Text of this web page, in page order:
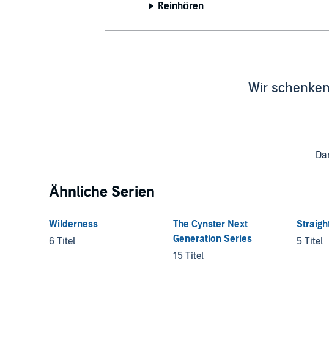
Reinhören
Wir
Ähnliche Serien
Wilderness
6 Titel
The Cynster Next
Generation Series
15 Titel
5 Titel